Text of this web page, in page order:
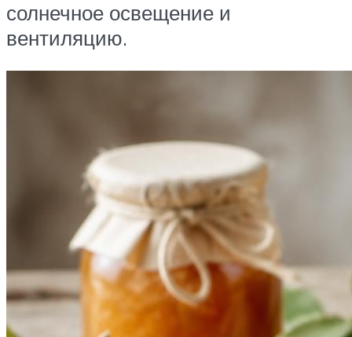
солнечное освещение и
вентиляцию.